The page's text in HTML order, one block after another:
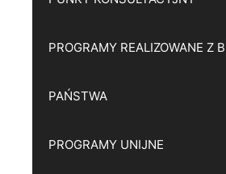
PROGRAMY REALIZOWANE Z
PAŃSTWA
PROGRAMY UNIJNE